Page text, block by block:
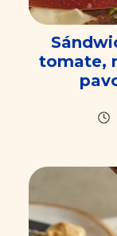
tomate,